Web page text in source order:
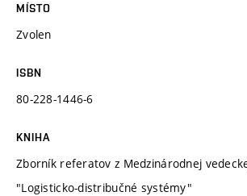
MÍSTO
Zvolen
ISBN
80-228-1446-6
KNIHA
Zborník referatov z Medzinárodnej
"Logisticko-distribučné systémy"